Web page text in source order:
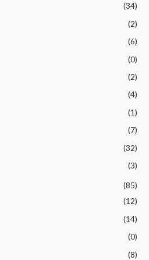
(34)
(2)
(6)
(0)
(2)
(4)
(1)
(7)
(32)
(3)
(85)
(12)
(14)
(0)
(8)